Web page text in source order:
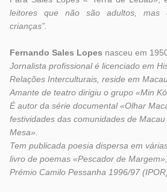
leitores que não são adultos, mas
crianças”.
Fernando Sales Lopes nasceu em
Jornalista profissional é licenciado em
Relações Interculturais, reside em
Amante de teatro dirigiu o grupo «Min
É autor da série documental «Olhar
festividades das comunidades de
Mesa».
Tem publicada poesia dispersa em
livro de poemas «Pescador de
Prémio Camilo Pessanha 1996/97